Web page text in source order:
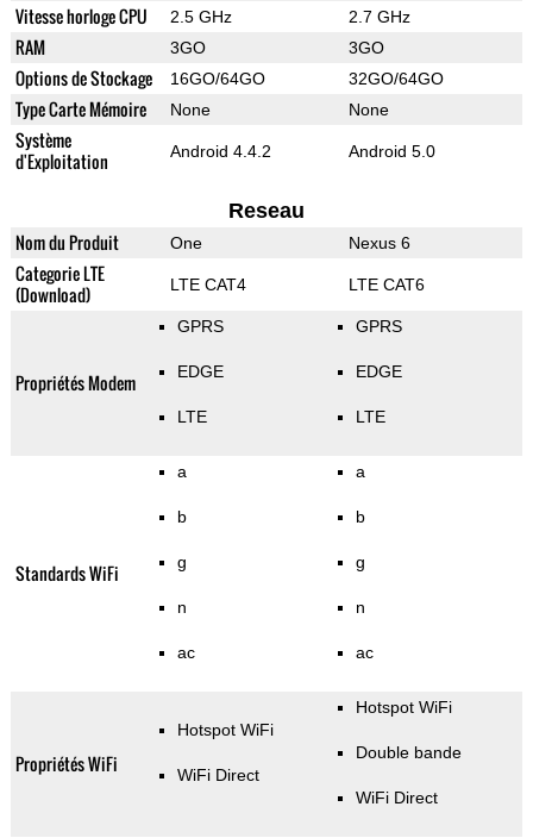
Vitesse horloge CPU 2.5 GHz 2.7 GHz
RAM 3GO 3GO
Options de Stockage 16GO/64GO 32GO/64GO
Type Carte Mémoire None None
Système
d'Exploitation
Android 4.4.2 Android 5.0
Reseau
Nom du Produit One Nexus 6
Categorie LTE
(Download)
LTE CAT4 LTE CAT6
Propriétés Modem
GPRS
EDGE
LTE
GPRS
EDGE
LTE
Standards WiFi
a
b
g
n
ac
a
b
g
n
ac
Propriétés WiFi
Hotspot WiFi
WiFi Direct
Hotspot WiFi
Double bande
WiFi Direct